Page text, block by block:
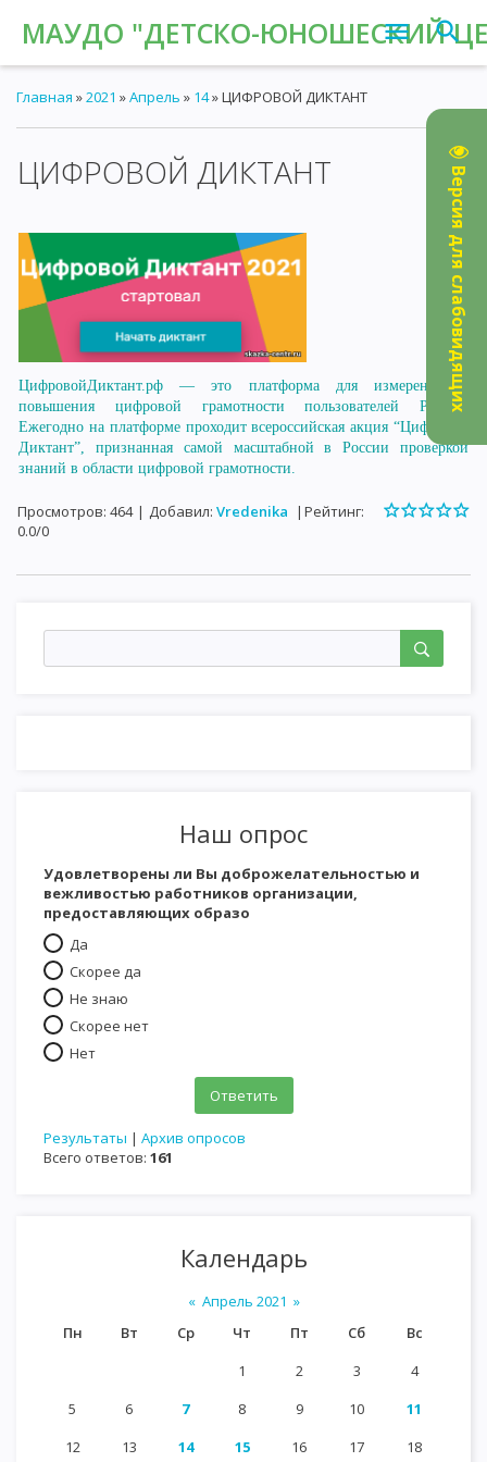
Версия для слабовидящих
МАУДО "ДЕТСКО-ЮНОШЕСКИЙ
Наш опрос
Удовлетворены ли Вы доброжелательностью и
вежливостью работников организации,
предоставляющих образо
Да
Скорее да
Не знаю
Скорее нет
Нет
Результаты | Архив опросов
Всего ответов: 161
Календарь
« Апрель 2021 »
Пн
Вт Ср Чт Пт Сб
Вс
1
2 3
4
5
6 7 8 9 10
11
12
13 14 15 16 17 18
Главная »2021 »Апрель » 14» ЦИФРОВОЙ ДИКТАНТ
16:16
ЦИФРОВОЙ ДИКТАНТ
ЦифровойДиктант.рф — это платформа для измерения и
повышения цифровой грамотности пользователей Рунета.
Ежегодно на платформе проходит всероссийская акция “Цифровой
Диктант”, признанная самой масштабной в России проверкой
знаний в области цифровой грамотности.
Просмотров: 464 | Добавил: Vredenika | Рейтинг:
0.0/0